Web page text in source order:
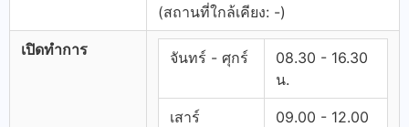
(สถานที่ใกล้เคียง: -)
เปิดทำการ จันทร์ - ศุกร์
08.30 - 16.30
น.
เสาร์
09.00 - 12.00